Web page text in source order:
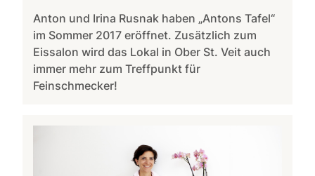
Anton und Irina Rusnak haben „Antons Tafel“
im Sommer 2017 eröffnet. Zusätzlich zum
Eissalon wird das Lokal in Ober St. Veit auch
immer mehr zum Treffpunkt für
Feinschmecker!